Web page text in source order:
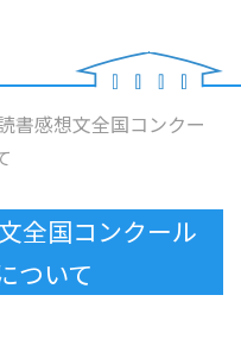
書感想文全国コンクー
全国コンクール
ついて